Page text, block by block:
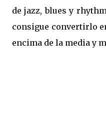
de jazz, blues y
consigue convertirlo
encima de la media y